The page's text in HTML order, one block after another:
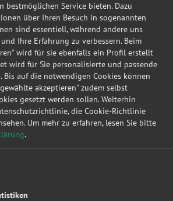
Kühler
bestmöglichen Service bieten. Dazu
über Ihren Besuch in sogenannten
sind essentiell, während andere uns
Ihre Erfahrung zu verbessern. Beim
wird für sie ebenfalls ein Profil erstellt
wird für Sie personalisierte und passende
Bis auf die notwendigen Cookies können
akzeptieren" zudem selbst
gesetzt werden sollen. Weiterhin
die Cookie-Richtlinie
Um mehr zu erfahren, lesen Sie bitte
.